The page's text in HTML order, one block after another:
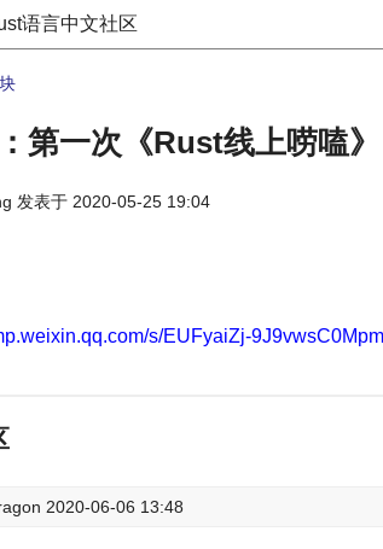
语言中文社区
第一次《Rust线上唠嗑》
发表于 2020-05-25 19:04
s/EUFyaiZj-
2020-06-06 13:48